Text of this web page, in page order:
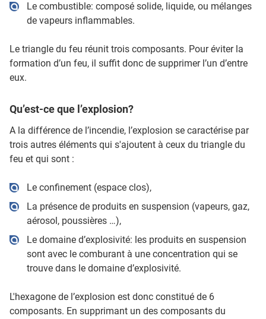
Le combustible: composé solide, liquide, ou mélanges
de vapeurs inflammables.
Le triangle du feu réunit trois composants. Pour éviter la
formation d’un feu, il suffit donc de supprimer l’un d’entre
eux.
Qu’est-ce que l’explosion?
A la différence de l’incendie, l’explosion se caractérise par
trois autres éléments qui s'ajoutent à ceux du triangle du
feu et qui sont :
Le confinement (espace clos),
La présence de produits en suspension (vapeurs, gaz,
aérosol, poussières …),
Le domaine d’explosivité: les produits en suspension
sont avec le comburant à une concentration qui se
trouve dans le domaine d’explosivité.
L'hexagone de l’explosion est donc constitué de 6
composants. En supprimant un des composants du